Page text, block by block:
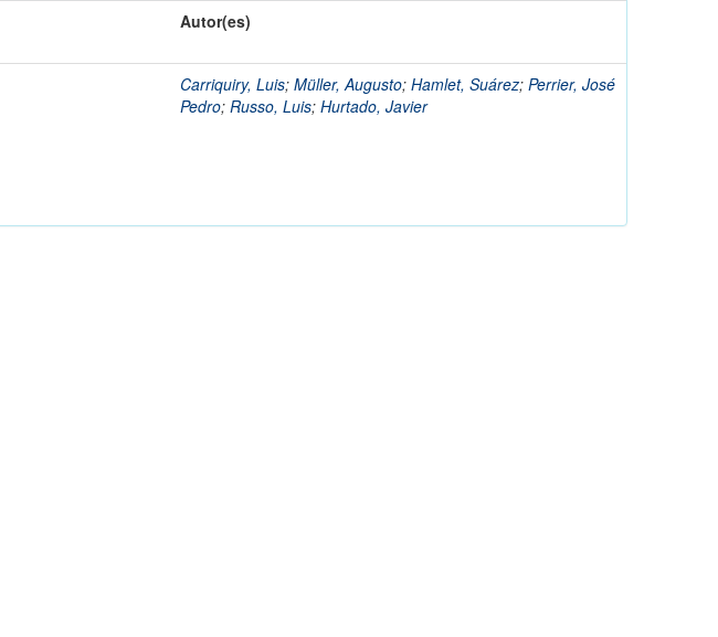
Autor(es)
Carriquiry, Luis; Müller, Augusto; Hamlet, Suárez; Perrier, José
Pedro; Russo, Luis; Hurtado, Javier